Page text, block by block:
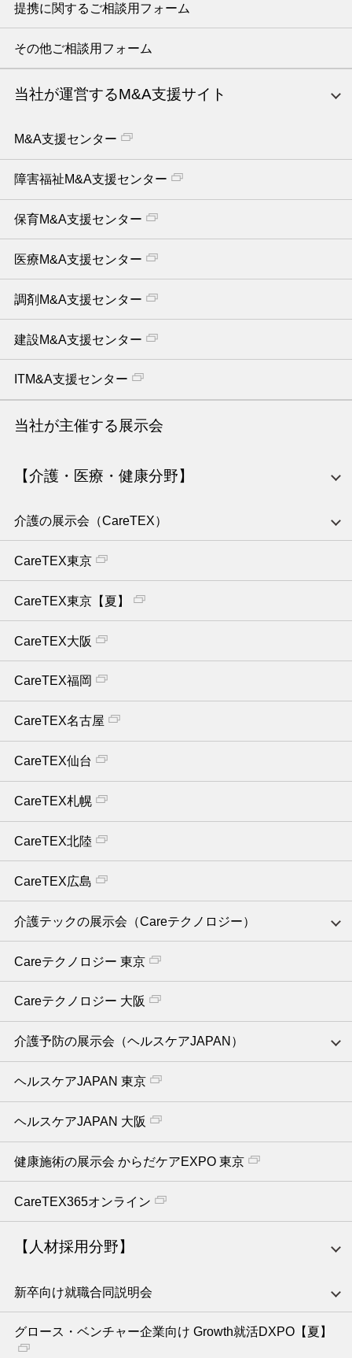
提携に関するご相談用フォーム
その他ご相談用フォーム
当社が運営するM&A支援サイト
M&A支援センター
障害福祉M&A支援センター
保育M&A支援センター
医療M&A支援センター
調剤M&A支援センター
建設M&A支援センター
ITM&A支援センター
当社が主催する展示会
【介護・医療・健康分野】
介護の展示会（CareTEX）
CareTEX東京
CareTEX東京【夏】
CareTEX大阪
CareTEX福岡
CareTEX名古屋
CareTEX仙台
CareTEX札幌
CareTEX北陸
CareTEX広島
介護テックの展示会（Careテクノロジー）
Careテクノロジー 東京
Careテクノロジー 大阪
介護予防の展示会（ヘルスケアJAPAN）
ヘルスケアJAPAN 東京
ヘルスケアJAPAN 大阪
健康施術の展示会 からだケアEXPO 東京
CareTEX365オンライン
【人材採用分野】
新卒向け就職合同説明会
グロース・ベンチャー企業向け Growth就活DXPO【夏】